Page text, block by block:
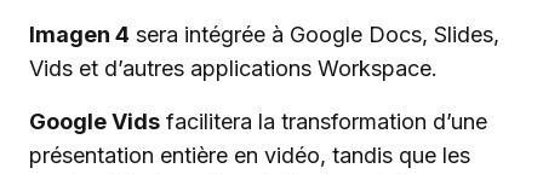
Imagen 4 sera intégrée à Google Docs, Slides,
Vids et d’autres applications Workspace.
Google Vids facilitera la transformation d’une
présentation entière en vidéo, tandis que les